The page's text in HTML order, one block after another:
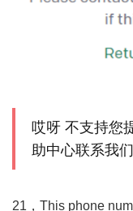
哎呀 不支持您
助中心联系我们
21，This phone